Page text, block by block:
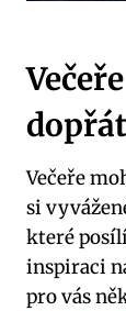
Večeře
si
které
inspiraci
pro vás